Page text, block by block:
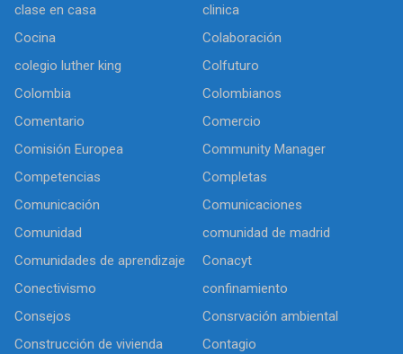
clase en casa
clinica
Cocina
Colaboración
colegio luther king
Colfuturo
Colombia
Colombianos
Comentario
Comercio
Comisión Europea
Community Manager
Competencias
Completas
Comunicación
Comunicaciones
Comunidad
comunidad de madrid
Comunidades de aprendizaje
Conacyt
Conectivismo
confinamiento
Consejos
Consrvación ambiental
Construcción de vivienda
Contagio